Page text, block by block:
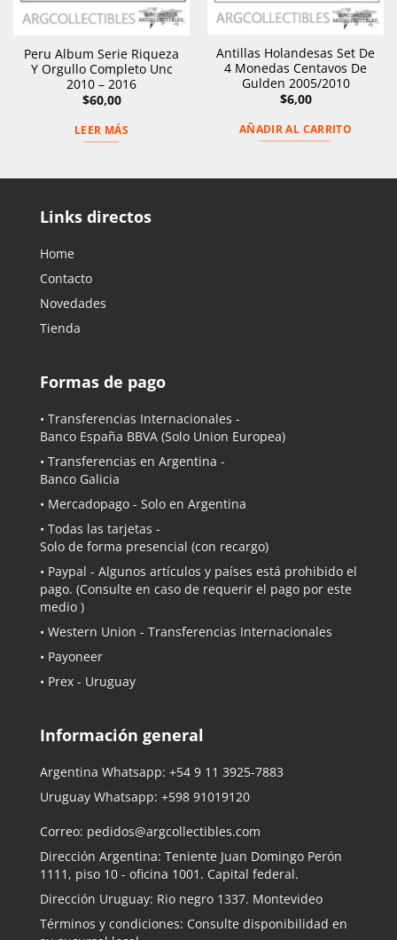
Peru Album Serie Riqueza
Y Orgullo Completo Unc
2010 – 2016
$60,00
LEER MÁS
Antillas Holandesas Set De
4 Monedas Centavos De
Gulden 2005/2010
$6,00
AÑADIR AL CARRITO
Links directos
Home
Contacto
Novedades
Tienda
Formas de pago
• Transferencias Internacionales -
Banco España BBVA (Solo Union Europea)
• Transferencias en Argentina -
Banco Galicia
• Mercadopago - Solo en Argentina
• Todas las tarjetas -
Solo de forma presencial (con recargo)
• Paypal - Algunos artículos y países está prohibido el
pago. (Consulte en caso de requerir el pago por este
medio )
• Western Union - Transferencias Internacionales
• Payoneer
• Prex - Uruguay
Información general
Argentina Whatsapp: +54 9 11 3925-7883
Uruguay Whatsapp: +598 91019120
Correo: pedidos@argcollectibles.com
Dirección Argentina: Teniente Juan Domingo Perón
1111, piso 10 - oficina 1001. Capital federal.
Dirección Uruguay: Rio negro 1337. Montevideo
Términos y condiciones: Consulte disponibilidad en